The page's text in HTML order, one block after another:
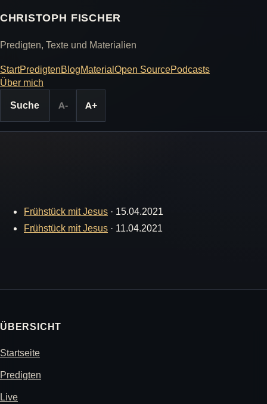
CHRISTOPH FISCHER
Predigten, Texte und Materialien
StartPredigtenBlogMaterialOpen SourcePodcasts
Über mich
Suche
A- A+
Frühstück mit Jesus · 15.04.2021
Frühstück mit Jesus · 11.04.2021
ÜBERSICHT
Startseite
Predigten
Live